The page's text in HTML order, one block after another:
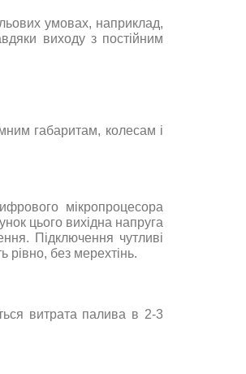
умовах, наприклад,
виходу з постійним
габаритам, колесам і
мікропроцесора
цього вихідна напруга
Підключення чутливі
рівно, без мерехтінь.
витрата палива в 2-3